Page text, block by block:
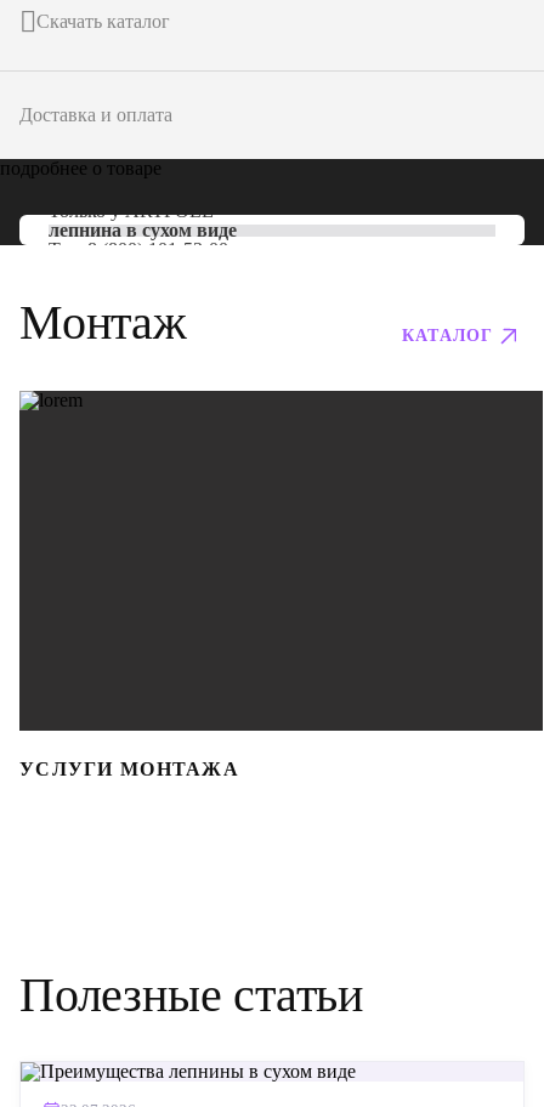
Скачать каталог
Доставка и оплата
подробнее о товаре
Только уARTPOLE
лепнина в сухом виде
Тел: 8 (800) 101-53-00
Монтаж КАТАЛОГ
УСЛУГИ МОНТАЖА
Полезные статьи